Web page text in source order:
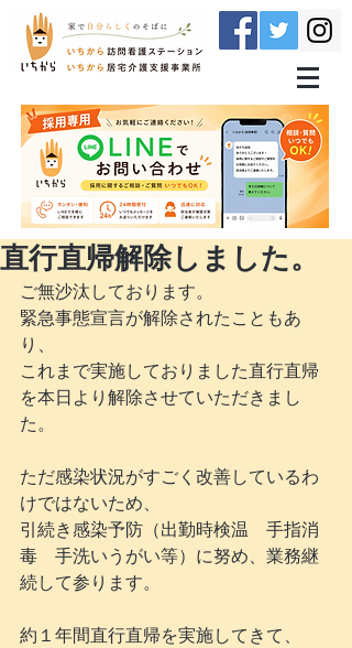
直行直帰解除しました。
ご無沙汰しております。
緊急事態宣言が解除されたこともあ
り、
これまで実施しておりました直行直帰
を本日より解除させていただきまし
た。
ただ感染状況がすごく改善しているわ
けではないため、
引続き感染予防（出勤時検温　手指消
毒　手洗いうがい等）に努め、業務継
続して参ります。
約１年間直行直帰を実施してきて、